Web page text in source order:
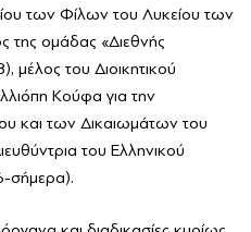
των Φίλων του Λυκείου των
της ομάδας «Διεθνής
του Διοικητικού
Κούφα για την
και των Δικαιωμάτων του
του Ελληνικού
σήμερα).